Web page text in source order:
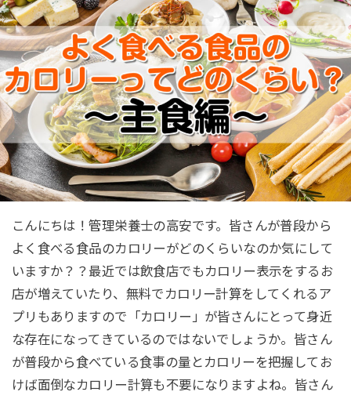
こんにちは！管理栄養士の高安です。皆さんが普段から
よく食べる食品のカロリーがどのくらいなのか気にして
いますか？？最近では飲食店でもカロリー表示をするお
店が増えていたり、無料でカロリー計算をしてくれるア
プリもありますので「カロリー」が皆さんにとって身近
な存在になってきているのではないでしょうか。皆さん
が普段から食べている食事の量とカロリーを把握してお
けば面倒なカロリー計算も不要になりますよね。皆さん